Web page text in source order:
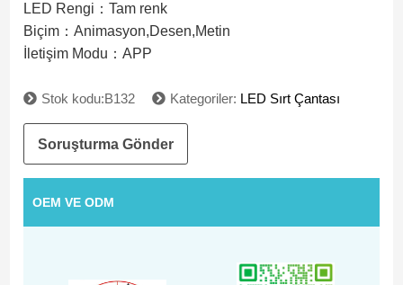
LED Rengi：Tam renk
Biçim：Animasyon,Desen,Metin
İletişim Modu：APP
Stok kodu:B132 Kategoriler: LED Sırt Çantası
Soruşturma Gönder
OEM VE ODM